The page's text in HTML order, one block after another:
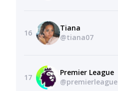
16
Tiana
@tiana07
17
Premier League
@premierleague